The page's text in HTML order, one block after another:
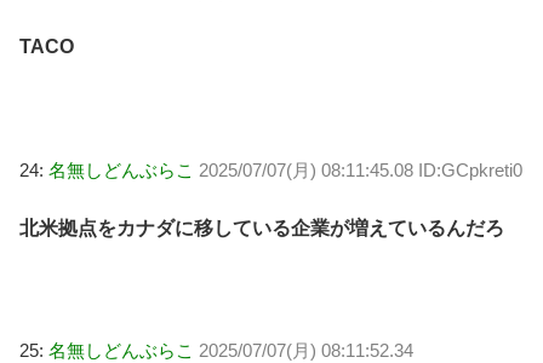
TACO
24: 名無しどんぶらこ 2025/07/07(月) 08:11:45.08 ID:GCpkreti0
北米拠点をカナダに移している企業が増えているんだろ
25: 名無しどんぶらこ 2025/07/07(月) 08:11:52.34